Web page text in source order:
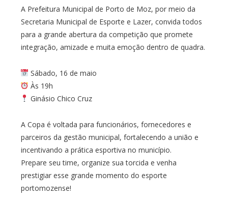
A Prefeitura Municipal de Porto de Moz, por meio da
Secretaria Municipal de Esporte e Lazer, convida todos
para a grande abertura da competição que promete
integração, amizade e muita emoção dentro de quadra.
Sábado, 16 de maio
Às 19h
Ginásio Chico Cruz
A Copa é voltada para funcionários, fornecedores e
parceiros da gestão municipal, fortalecendo a união e
incentivando a prática esportiva no município.
Prepare seu time, organize sua torcida e venha
prestigiar esse grande momento do esporte
portomozense!